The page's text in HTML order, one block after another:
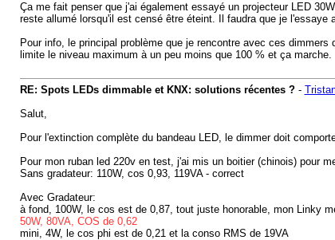
Ça me fait penser que j'ai également essayé un projecteur LED
reste allumé lorsqu'il est censé être éteint. Il faudra que je
Pour info, le principal problème que je rencontre avec ces
limite le niveau maximum à un peu moins que 100 % et ça marche.
RE: Spots LEDs dimmable et KNX: solutions récentes ?-
Salut,
Pour l'extinction complète du bandeau LED, le dimmer doit
Pour mon ruban led 220v en test, j'ai mis un boitier (chinois) pour
Sans gradateur: 110W, cos 0,93, 119VA - correct
Avec Gradateur:
à fond, 100W, le cos est de 0,87, tout juste honorable, mon Linky
50W, 80VA, COS de 0,62
mini, 4W, le cos phi est de 0,21 et la conso RMS de 19VA